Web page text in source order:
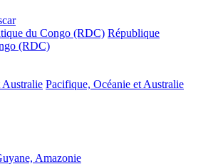
du Congo (RDC) République
(RDC)
Australie Pacifique, Océanie et Australie
Amazonie